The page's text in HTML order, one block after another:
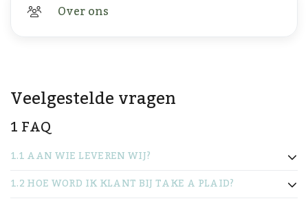
Over ons
Veelgestelde vragen
1 FAQ
1.1 AAN WIE LEVEREN WIJ?
1.2 HOE WORD IK KLANT BIJ TAKE A PLAID?